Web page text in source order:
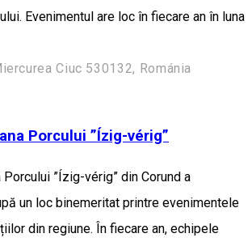
Evenimentul are loc în fiecare an în luna
Ciuc 530132, Románia
Porcului ”Ízig-vérig”
”Ízig-vérig” din Corund a
un loc binemeritat printre evenimentele
din regiune. În fiecare an, echipele